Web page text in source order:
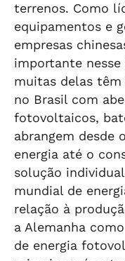
terrenos. Como
equipamentos e
empresas
importante
muitas delas
no Brasil com
fotovoltaicos,
abrangem desde
energia até o
solução
mundial de
relação à
a Alemanha
de energia